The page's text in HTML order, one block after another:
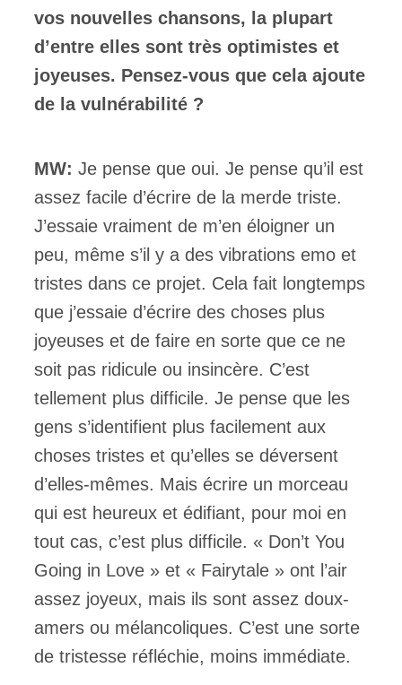
vos nouvelles chansons, la plupart
d’entre elles sont très optimistes et
joyeuses. Pensez-vous que cela ajoute
de la vulnérabilité ?
MW: Je pense que oui. Je pense qu’il est
assez facile d’écrire de la merde triste.
J’essaie vraiment de m’en éloigner un
peu, même s’il y a des vibrations emo et
tristes dans ce projet. Cela fait longtemps
que j’essaie d’écrire des choses plus
joyeuses et de faire en sorte que ce ne
soit pas ridicule ou insincère. C’est
tellement plus difficile. Je pense que les
gens s’identifient plus facilement aux
choses tristes et qu’elles se déversent
d’elles-mêmes. Mais écrire un morceau
qui est heureux et édifiant, pour moi en
tout cas, c’est plus difficile. « Don’t You
Going in Love » et « Fairytale » ont l’air
assez joyeux, mais ils sont assez doux-
amers ou mélancoliques. C’est une sorte
de tristesse réfléchie, moins immédiate.